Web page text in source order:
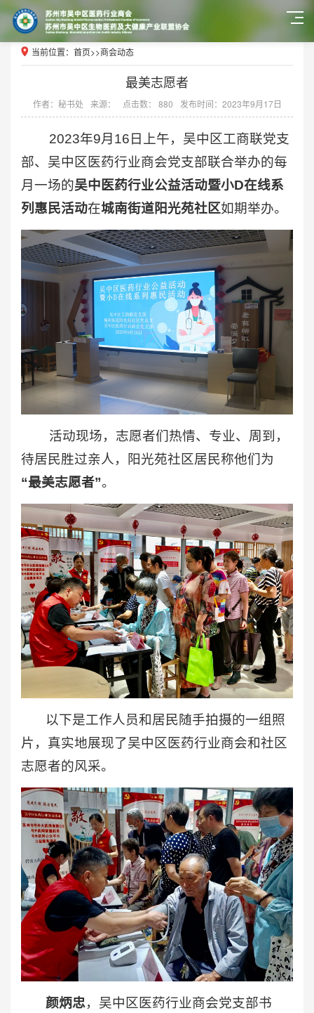
当前位置： 首页>>商会动态
最美志愿者
作者：秘书处 来源： 点击数： 880 发布时间：2023年9月17日
2023年9月16日上午，吴中区工商联党支
部、吴中区医药行业商会党支部联合举办的每
月一场的吴中医药行业公益活动暨小D在线系
列惠民活动在城南街道阳光苑社区如期举办。
活动现场，志愿者们热情、专业、周到，
待居民胜过亲人，阳光苑社区居民称他们为
“最美志愿者”。
以下是工作人员和居民随手拍摄的一组照
片，真实地展现了吴中区医药行业商会和社区
志愿者的风采。
颜炳忠，吴中区医药行业商会党支部书